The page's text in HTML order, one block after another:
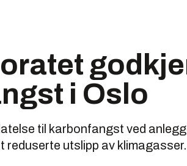
i Oslo
til karbonfangst ved
reduserte utslipp av klimagasser.